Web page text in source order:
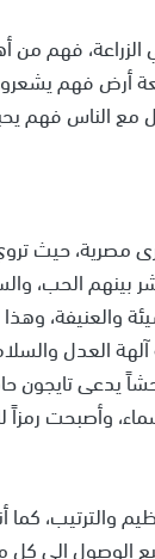
الزراعة، فهم
أرض فهم
مع الناس فهم
مصرية، حيث
الحب،
والعنيفة،
العدل
يدعى تايجون
وأصبحت رمزاً
والترتيب،
الوصول إلى كل